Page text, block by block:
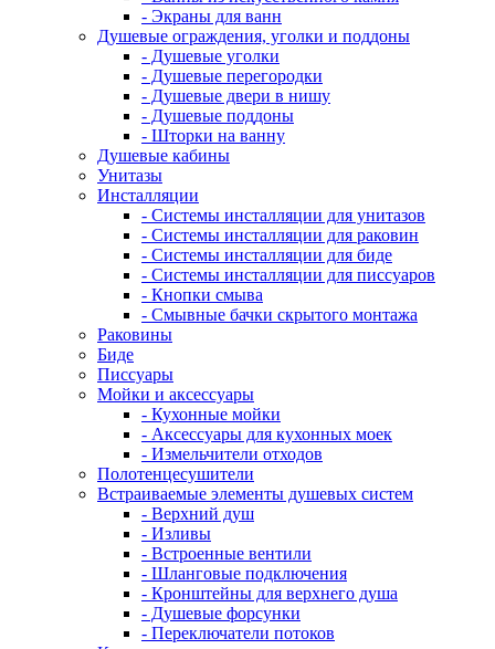
- Экраны для ванн
Душевые ограждения, уголки и поддоны
- Душевые уголки
- Душевые перегородки
- Душевые двери в нишу
- Душевые поддоны
- Шторки на ванну
Душевые кабины
Унитазы
Инсталляции
- Системы инсталляции для унитазов
- Системы инсталляции для раковин
- Системы инсталляции для биде
- Системы инсталляции для писсуаров
- Кнопки смыва
- Смывные бачки скрытого монтажа
Раковины
Биде
Писсуары
Мойки и аксессуары
- Кухонные мойки
- Аксессуары для кухонных моек
- Измельчители отходов
Полотенцесушители
Встраиваемые элементы душевых систем
- Верхний душ
- Изливы
- Встроенные вентили
- Шланговые подключения
- Кронштейны для верхнего душа
- Душевые форсунки
- Переключатели потоков